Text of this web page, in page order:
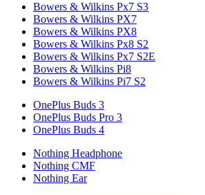
Bowers & Wilkins Px7 S3
Bowers & Wilkins PX7
Bowers & Wilkins PX8
Bowers & Wilkins Px8 S2
Bowers & Wilkins Px7 S2E
Bowers & Wilkins Pi8
Bowers & Wilkins Pi7 S2
OnePlus Buds 3
OnePlus Buds Pro 3
OnePlus Buds 4
Nothing Headphone
Nothing CMF
Nothing Ear